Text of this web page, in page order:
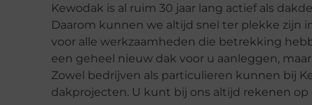
Kewodak is al ruim 30 jaar lang actief als
Daarom kunnen we altijd snel ter plekke zijn
voor alle werkzaamheden die betrekking
een geheel nieuw dak voor u aanleggen,
Zowel bedrijven als particulieren kunnen bij
dakprojecten. U kunt bij ons altijd rekenen